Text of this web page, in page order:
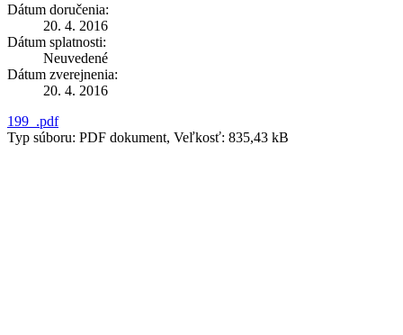
Dátum doručenia:
20. 4. 2016
Dátum splatnosti:
Neuvedené
Dátum zverejnenia:
20. 4. 2016
199_.pdf
Typ súboru: PDF dokument, Veľkosť: 835,43 kB